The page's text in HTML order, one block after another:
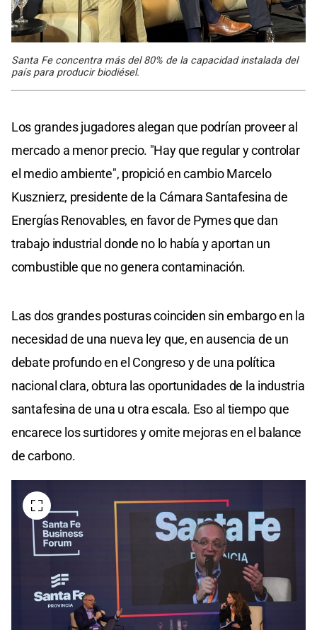
Santa Fe concentra más del 80% de la capacidad instalada del
país para producir biodiésel.
Los grandes jugadores alegan que podrían proveer al
mercado a menor precio. "Hay que regular y controlar
el medio ambiente", propició en cambio Marcelo
Kusznierz, presidente de la Cámara Santafesina de
Energías Renovables, en favor de Pymes que dan
trabajo industrial donde no lo había y aportan un
combustible que no genera contaminación.
Las dos grandes posturas coinciden sin embargo en la
necesidad de una nueva ley que, en ausencia de un
debate profundo en el Congreso y de una política
nacional clara, obtura las oportunidades de la industria
santafesina de una u otra escala. Eso al tiempo que
encarece los surtidores y omite mejoras en el balance
de carbono.